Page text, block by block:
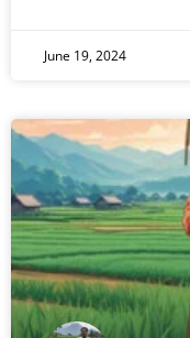
June 19, 2024